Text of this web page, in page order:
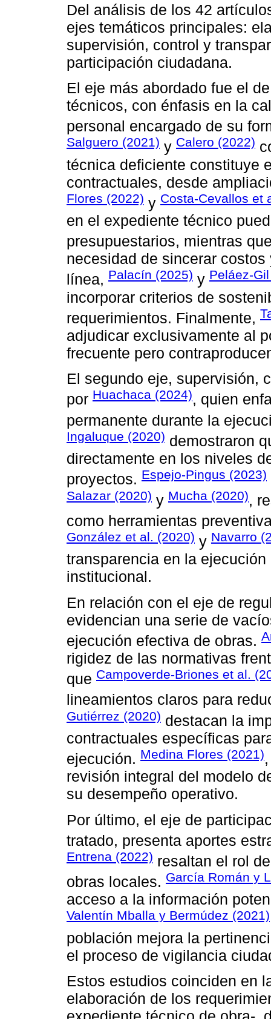
Del análisis de los 42
ejes temáticos principales:
supervisión, control y
participación ciudadana.
El eje más abordado fue el
técnicos, con énfasis en la
personal encargado de su
Salguero (2021) y Calero (2022)
técnica deficiente constituye
contractuales, desde
Flores (2022) y Costa-Cevallos et
en el expediente técnico
presupuestarios, mientras
necesidad de sincerar
línea, Palacín (2025) y Peláez-
incorporar criterios de
requerimientos. Finalmente,
adjudicar exclusivamente al
frecuente pero
El segundo eje, supervisión,
por Huachaca (2024), quien
permanente durante la
Ingaluque (2020) demostraron
directamente en los niveles
proyectos. Espejo-Pingus (2023)
Salazar (2020) y Mucha (2020),
como herramientas
González et al. (2020) y Navarro
transparencia en la
institucional.
En relación con el eje de
evidencian una serie de
ejecución efectiva de obras.
rigidez de las normativas
que Campoverde-Briones et al.
lineamientos claros para
Gutiérrez (2020) destacan la
contractuales específicas
ejecución. Medina Flores (2021)
revisión integral del modelo
su desempeño operativo.
Por último, el eje de
tratado, presenta aportes
Entrena (2022) resaltan el rol
obras locales. García Román y
acceso a la información
Valentín Mballa y Bermúdez (2021)
población mejora la
el proceso de vigilancia
Estos estudios coinciden en
elaboración de los